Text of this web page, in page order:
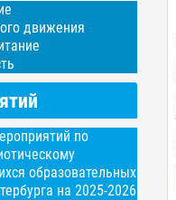
движения
по
образовательных
на 2025-2026